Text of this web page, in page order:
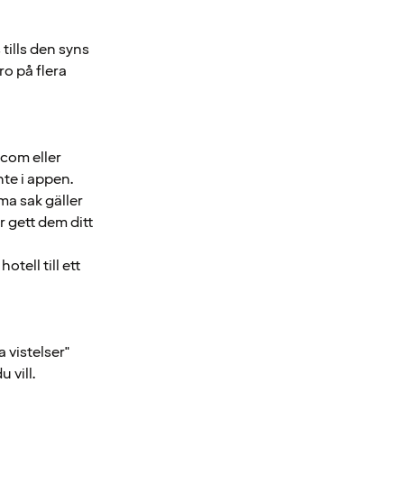
den syns
på flera
eller
i appen.
sak gäller
gett dem ditt
till ett
vistelser"
vill.